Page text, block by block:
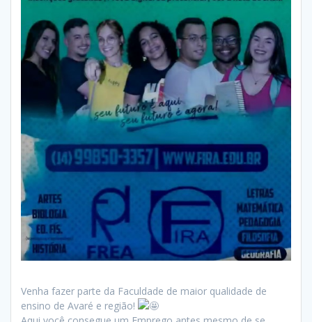
Venha fazer parte da Faculdade de maior qualidade de
ensino de Avaré e região!